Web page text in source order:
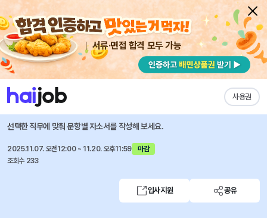
서류·면접 합격 모두 가능
사용권
채용공고 자소서 자유항목 자소서 내 작성목록
하나증권 즐겨찾기
정보보호실 경력직 채용
선택한 직무에 맞춰 문항별 자소서를 작성해 보세요.
2025.11.07. 오전12:00 ~ 11.20. 오후11:59
마감
조회수 233
입사지원 공유